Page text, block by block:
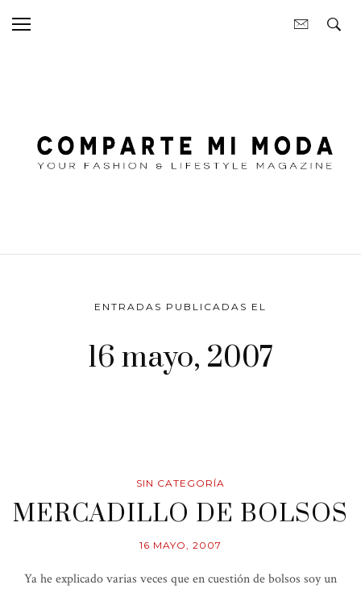
ENTRADAS PUBLICADAS EL
16 mayo, 2007
SIN CATEGORÍA
MERCADILLO DE BOLSOS
16 MAYO, 2007
Ya he explicado varias veces que en cuestión de bolsos soy un